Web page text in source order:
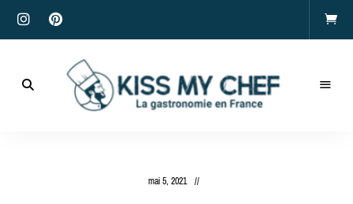
mai 5, 2021